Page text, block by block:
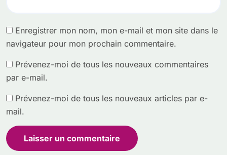
Enregistrer mon nom, mon e-mail et mon site dans le
navigateur pour mon prochain commentaire.
Prévenez-moi de tous les nouveaux commentaires
par e-mail.
Prévenez-moi de tous les nouveaux articles par e-
mail.